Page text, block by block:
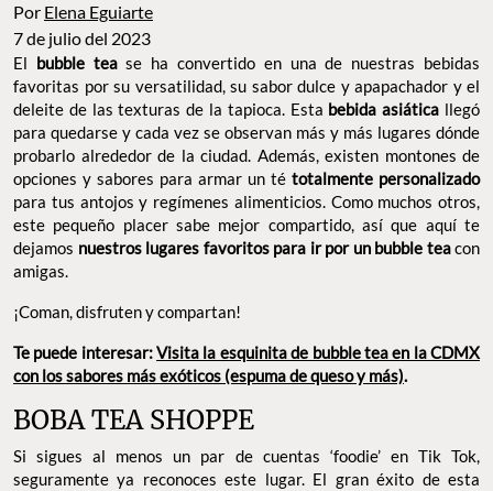
Por Elena Eguiarte
7 de julio del 2023
El bubble tease ha convertido en una de nuestras bebidas
favoritas por su versatilidad, su sabor dulce y apapachador y el
deleite de las texturas de la tapioca. Esta bebida asiática llegó
para quedarse y cada vez se observan más y más lugares dónde
probarlo alrededor de la ciudad. Además, existen montones de
opciones y sabores para armar un té totalmente personalizado
para tus antojos y regímenes alimenticios. Como muchos otros,
este pequeño placer sabe mejor compartido, así que aquí te
dejamos nuestros lugares favoritos para ir por un bubble teacon
amigas.
¡Coman, disfruten y compartan!
Te puede interesar:Visita la esquinita de bubble tea en la CDMX
con los sabores más exóticos (espuma de queso y más).
BOBA TEA SHOPPE
Si sigues al menos un par de cuentas ‘foodie’ en Tik Tok,
seguramente ya reconoces este lugar. El gran éxito de esta